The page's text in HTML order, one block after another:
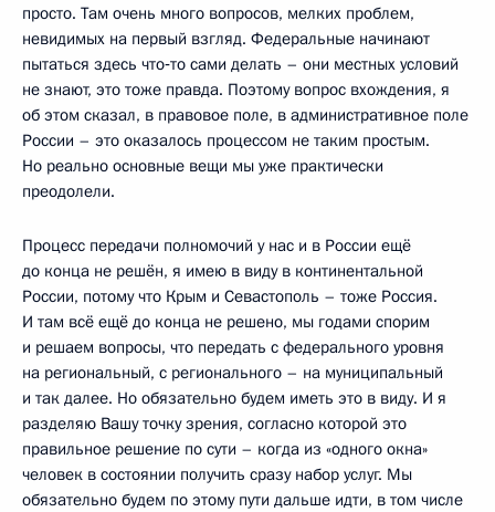
просто. Там очень много вопросов, мелких проблем,
невидимых на первый взгляд. Федеральные начинают
пытаться здесь что‑то сами делать – они местных условий
не знают, это тоже правда. Поэтому вопрос вхождения, я
об этом сказал, в правовое поле, в административное поле
России – это оказалось процессом не таким простым.
Но реально основные вещи мы уже практически
преодолели.
Процесс передачи полномочий у нас и в России ещё
до конца не решён, я имею в виду в континентальной
России, потому что Крым и Севастополь – тоже Россия.
И там всё ещё до конца не решено, мы годами спорим
и решаем вопросы, что передать с федерального уровня
на региональный, с регионального – на муниципальный
и так далее. Но обязательно будем иметь это в виду. И я
разделяю Вашу точку зрения, согласно которой это
правильное решение по сути – когда из «одного окна»
человек в состоянии получить сразу набор услуг. Мы
обязательно будем по этому пути дальше идти, в том числе